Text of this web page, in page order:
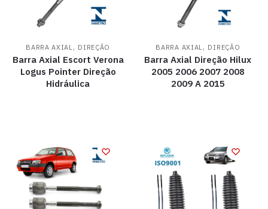
BARRA AXIAL, DIREÇÃO
Barra Axial Escort Verona
Logus Pointer Direção
Hidráulica
BARRA AXIAL, DIREÇÃO
Barra Axial Direção Hilux
2005 2006 2007 2008
2009 A 2015